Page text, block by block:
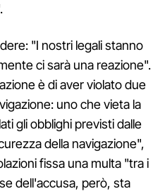
"I nostri legali stanno
ci sarà una reazione".
è di aver violato due
uno che vieta la
gli obblighi previsti dalle
della navigazione",
fissa una multa "tra i
dell'accusa, però, sta